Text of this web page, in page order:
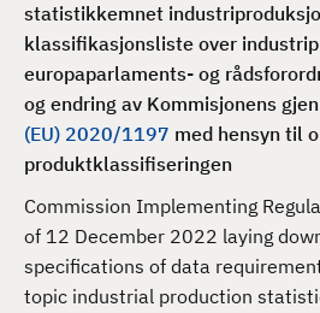
statistikkemnet
klassifikasjonsliste over
europaparlaments- og
og endring av Kommisjonens
(EU) 2020/1197 med hensyn til
produktklassifiseringen
Commission Implementing
of 12 December 2022 laying
specifications of data
topic industrial production